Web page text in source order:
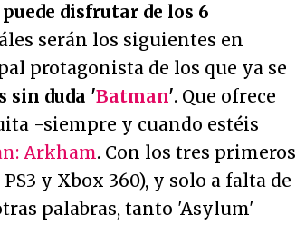
puede disfrutar de los 6
serán los siguientes en
protagonista de los que ya se
sin duda 'Batman'. Que ofrece
-siempre y cuando estéis
Arkham. Con los tres primeros
y Xbox 360), y solo a falta de
palabras, tanto 'Asylum'